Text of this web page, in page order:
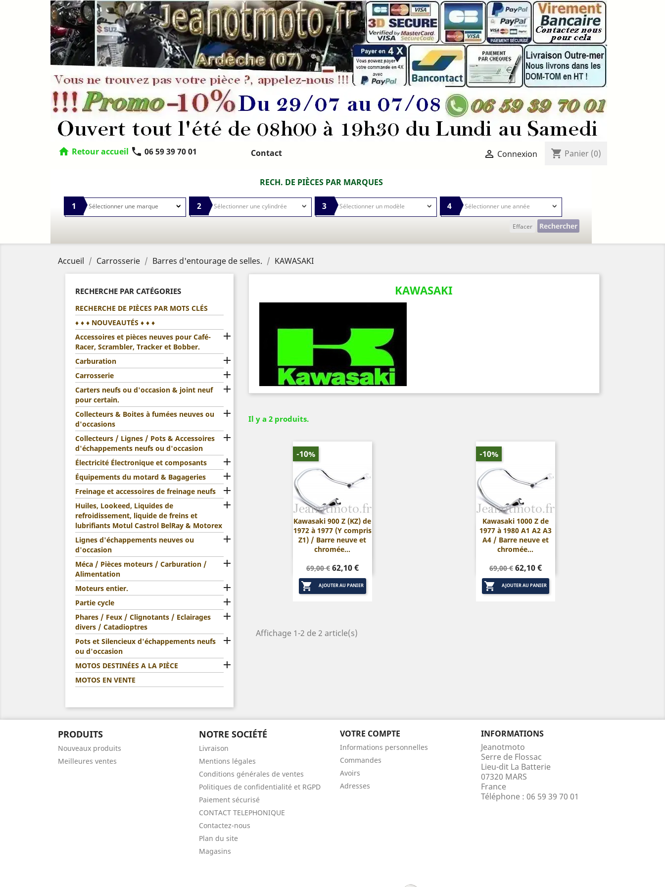
home Retour accueil phone 06 59 39 70 01 Contact  Connexion shopping_cart Panier (0)
RECH. DE PIÈCES PAR MARQUES
1 2 3 4
Effacer Rechercher
Accueil Carrosserie Barres d'entourage de selles. KAWASAKI
RECHERCHE PAR CATÉGORIES
RECHERCHE DE PIÈCES PAR MOTS CLÉS
♦ ♦ ♦ NOUVEAUTÉS ♦ ♦ ♦
Accessoires et pièces neuves pour Café-
Racer, Scrambler, Tracker et Bobber.

Carburation 
Carrosserie 
Carters neufs ou d'occasion & joint neuf
pour certain.

Collecteurs & Boites à fumées neuves ou
d'occasions

Collecteurs / Lignes / Pots & Accessoires
d'échappements neufs ou d'occasion

Électricité Électronique et composants 
Équipements du motard & Bagageries 
Freinage et accessoires de freinage neufs 
Huiles, Lookeed, Liquides de
refroidissement, liquide de freins et
lubrifiants Motul Castrol BelRay & Motorex

Lignes d'échappements neuves ou
d'occasion

Méca / Pièces moteurs / Carburation /
Alimentation

Moteurs entier. 
Partie cycle 
Phares / Feux / Clignotants / Eclairages
divers / Catadioptres

Pots et Silencieux d'échappements neufs
ou d'occasion

MOTOS DESTINÉES A LA PIÈCE 
MOTOS EN VENTE
KAWASAKI
Il y a 2 produits.
Kawasaki 900 Z (KZ) de
1972 à 1977 (Y compris
Z1) / Barre neuve et
chromée...
Prix
de
base
69,00 € Prix
62,10 €
 AJOUTER AU PANIER
-10%
Aperçu rapide
Kawasaki 1000 Z de
1977 à 1980 A1 A2 A3
A4 / Barre neuve et
chromée...
Prix
de
base
69,00 € Prix
62,10 €
 AJOUTER AU PANIER
-10%
Aperçu rapide
Affichage 1-2 de 2 article(s)
PRODUITS
Nouveaux produits
Meilleures ventes
NOTRE SOCIÉTÉ
Livraison
Mentions légales
Conditions générales de ventes
Politiques de confidentialité et RGPD
Paiement sécurisé
CONTACT TELEPHONIQUE
Contactez-nous
Plan du site
Magasins
VOTRE COMPTE
Informations personnelles
Commandes
Avoirs
Adresses
INFORMATIONS
Jeanotmoto
Serre de Flossac
Lieu-dit La Batterie
07320 MARS
France
Téléphone : 06 59 39 70 01